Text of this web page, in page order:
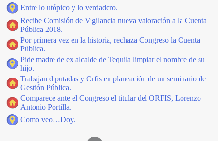
Entre lo utópico y lo verdadero.
Recibe Comisión de Vigilancia nueva valoración a la Cuenta
Pública 2018.
Por primera vez en la historia, rechaza Congreso la Cuenta
Pública.
Pide madre de ex alcalde de Tequila limpiar el nombre de su
hijo.
Trabajan diputadas y Orfis en planeación de un seminario de
Gestión Pública.
Comparece ante el Congreso el titular del ORFIS, Lorenzo
Antonio Portilla.
Como veo…Doy.